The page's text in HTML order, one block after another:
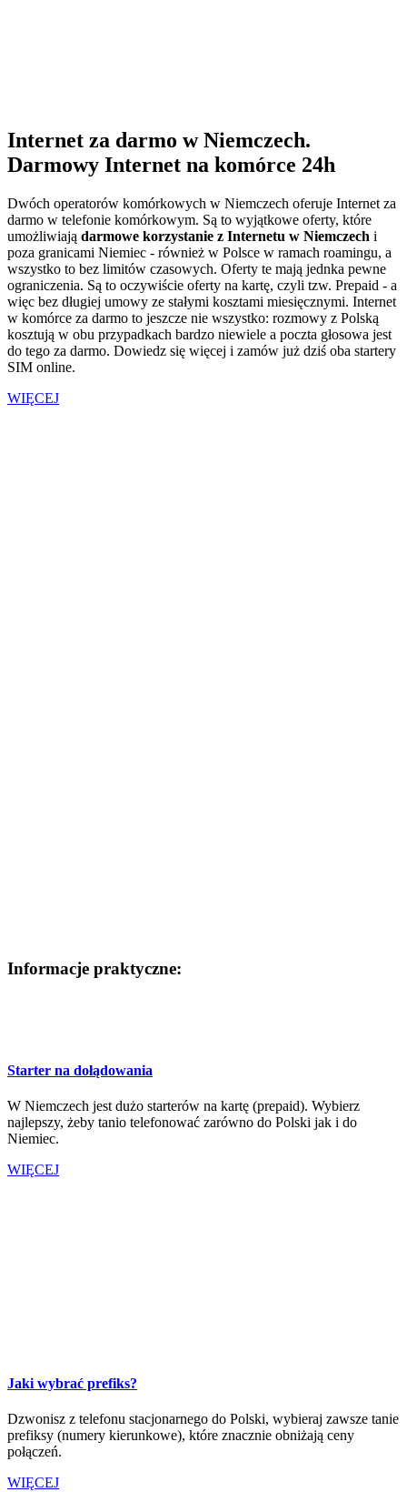
Internet za darmo w Niemczech.
Darmowy Internet na komórce 24h
Dwóch operatorów komórkowych w Niemczech oferuje Internet za
darmo w telefonie komórkowym. Są to wyjątkowe oferty, które
umożliwiają darmowe korzystanie z Internetu w Niemczech i
poza granicami Niemiec - również w Polsce w ramach roamingu, a
wszystko to bez limitów czasowych. Oferty te mają jednka pewne
ograniczenia. Są to oczywiście oferty na kartę, czyli tzw. Prepaid - a
więc bez długiej umowy ze stałymi kosztami miesięcznymi. Internet
w komórce za darmo to jeszcze nie wszystko: rozmowy z Polską
kosztują w obu przypadkach bardzo niewiele a poczta głosowa jest
do tego za darmo. Dowiedz się więcej i zamów już dziś oba startery
SIM online.
WIĘCEJ
Informacje praktyczne:
Starter na dołądowania
W Niemczech jest dużo starterów na kartę (prepaid). Wybierz
najlepszy, żeby tanio telefonować zarówno do Polski jak i do
Niemiec.
WIĘCEJ
Jaki wybrać prefiks?
Dzwonisz z telefonu stacjonarnego do Polski, wybieraj zawsze tanie
prefiksy (numery kierunkowe), które znacznie obniżają ceny
połączeń.
WIĘCEJ